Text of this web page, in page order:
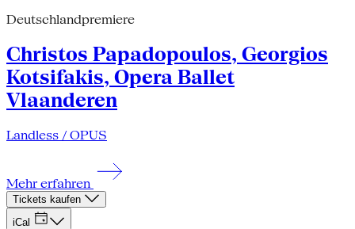
Deutschlandpremiere
Christos Papadopoulos, Georgios
Kotsifakis, Opera Ballet
Vlaanderen
Landless / OPUS
Mehr erfahren
Tickets kaufen
iCal